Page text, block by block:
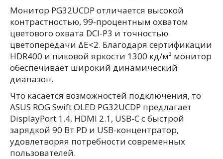
Монитор PG32UCDP отличается высокой
контрастностью, 99-процентным охватом
цветового охвата DCI-P3 и точностью
цветопередачи ΔE<2. Благодаря сертификации
HDR400 и пиковой яркости 1300 кд/м² монитор
обеспечивает широкий динамический
диапазон.
Что касается возможностей подключения, то
ASUS ROG Swift OLED PG32UCDP предлагает
DisplayPort 1.4, HDMI 2.1, USB-C с быстрой
зарядкой 90 Вт PD и USB-концентратор,
удовлетворяя потребности современных
пользователей.